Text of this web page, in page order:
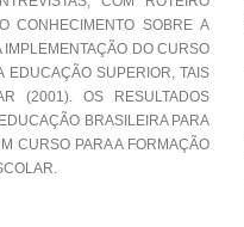
CONHECIMENTO SOBRE A
DO CURSO
EDUCAÇÃO SUPERIOR, TAIS
(2001). OS RESULTADOS
BRASILEIRA PARA
CURSO PARA A FORMAÇÃO